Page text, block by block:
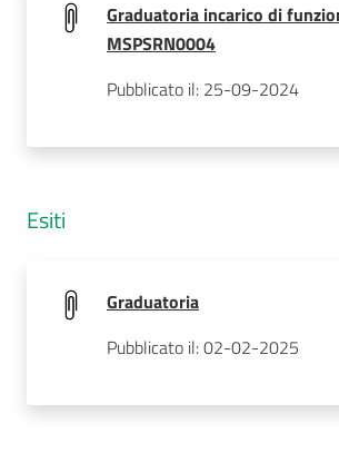
Graduatoria incarico di
MSPSRN0004
Pubblicato il: 25-09-2024
Esiti
Graduatoria
Pubblicato il: 02-02-2025